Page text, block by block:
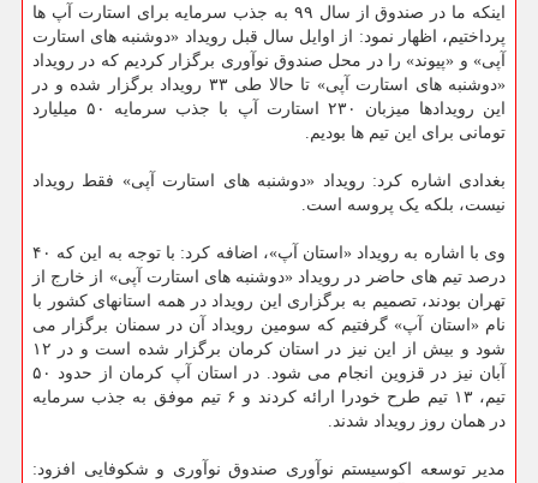
اینکه ما در صندوق از سال ۹۹ به جذب سرمایه برای استارت آپ ها
پرداختیم، اظهار نمود: از اوایل سال قبل رویداد «دوشنبه های استارت
آپی» و «پیوند» را در محل صندوق نوآوری برگزار کردیم که در رویداد
«دوشنبه های استارت آپی» تا حالا طی ۳۳ رویداد برگزار شده و در
این رویدادها میزبان ۲۳۰ استارت آپ با جذب سرمایه ۵۰ میلیارد
تومانی برای این تیم ها بودیم.
بغدادی اشاره کرد: رویداد «دوشنبه های استارت آپی» فقط رویداد
نیست، بلکه یک پروسه است.
وی با اشاره به رویداد «استان آپ»، اضافه کرد: با توجه به این که ۴۰
درصد تیم های حاضر در رویداد «دوشنبه های استارت آپی» از خارج از
تهران بودند، تصمیم به برگزاری این رویداد در همه استانهای کشور با
نام «استان آپ» گرفتیم که سومین رویداد آن در سمنان برگزار می
شود و بیش از این نیز در استان کرمان برگزار شده است و در ۱۲
آبان نیز در قزوین انجام می شود. در استان آپ کرمان از حدود ۵۰
تیم، ۱۳ تیم طرح خودرا ارائه کردند و ۶ تیم موفق به جذب سرمایه
در همان روز رویداد شدند.
مدیر توسعه اکوسیستم نوآوری صندوق نوآوری و شکوفایی افزود: